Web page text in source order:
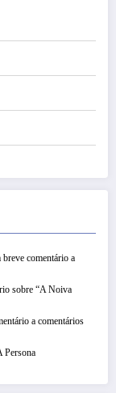
comentário a
sobre “A Noiva
a comentários
Persona